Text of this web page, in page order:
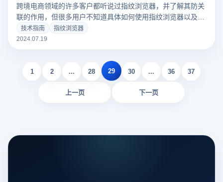
跨境电商领域的许多客户都听说过指纹浏览器，并了解其防关
联的作用，但很多用户不知道具体如何使用指纹浏览器以及它
有哪些强大的功能。本文将分享云登指纹浏览器的相关使用方
法和优势，帮助用户更好地利用这项技术。
技术指南
指纹浏览器
2024.07.19
上一页
1 2 ... 28 29 30 ... 36 37
下一页